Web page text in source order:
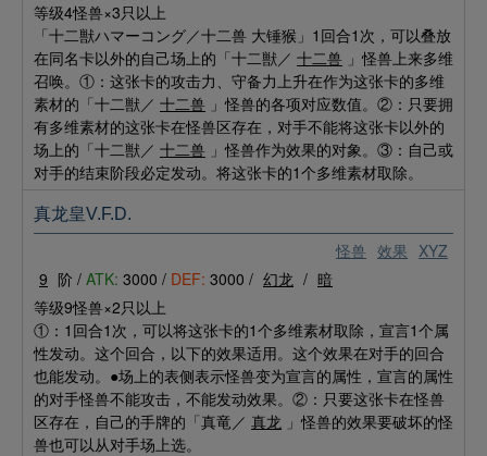
等级4怪兽×3只以上
「十二獣ハマーコング／十二兽 大锤猴」1回合1次，可以叠放
在同名卡以外的自己场上的「十二獣／ 十二兽 」怪兽上来多维
召唤。①：这张卡的攻击力、守备力上升在作为这张卡的多维
素材的「十二獣／ 十二兽 」怪兽的各项对应数值。②：只要拥
有多维素材的这张卡在怪兽区存在，对手不能将这张卡以外的
场上的「十二獣／ 十二兽 」怪兽作为效果的对象。③：自己或
对手的结束阶段必定发动。将这张卡的1个多维素材取除。
怪兽 效果 XYZ
真龙皇V.F.D.
9 阶 / ATK: 3000 / DEF: 3000 / 幻龙 / 暗
等级9怪兽×2只以上
①：1回合1次，可以将这张卡的1个多维素材取除，宣言1个属
性发动。这个回合，以下的效果适用。这个效果在对手的回合
也能发动。●场上的表侧表示怪兽变为宣言的属性，宣言的属性
的对手怪兽不能攻击，不能发动效果。②：只要这张卡在怪兽
区存在，自己的手牌的「真竜／ 真龙 」怪兽的效果要破坏的怪
兽也可以从对手场上选。